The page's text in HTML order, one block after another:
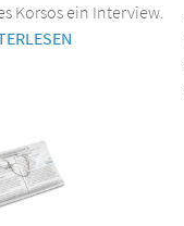
Korsos ein Interview.